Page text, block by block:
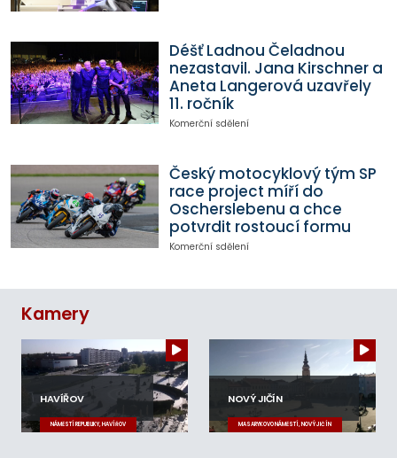
Déšť Ladnou Čeladnou
nezastavil. Jana Kirschner a
Aneta Langerová uzavřely
11. ročník
Komerční sdělení
Český motocyklový tým SP
race project míří do
Oscherslebenu a chce
potvrdit rostoucí formu
Komerční sdělení
Kamery
HAVÍŘOV
NÁMĚSTÍ REPUBLIKY, HAVÍŘOV
NOVÝ JIČÍN
MASARYKOVO NÁMĚSTÍ, NOVÝ JIČÍN